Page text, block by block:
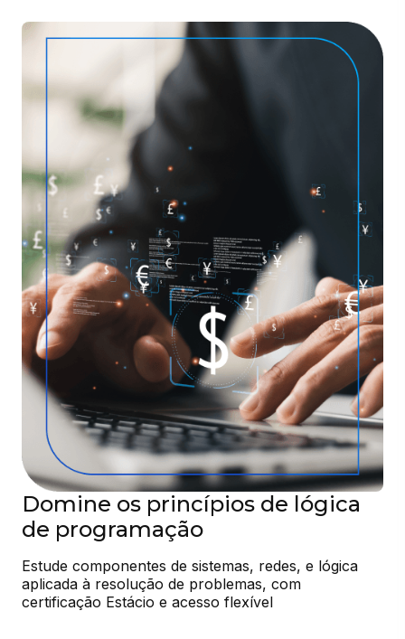
Domine os princípios de lógica
de programação
Estude componentes de sistemas, redes, e lógica
aplicada à resolução de problemas, com
certificação Estácio e acesso flexível